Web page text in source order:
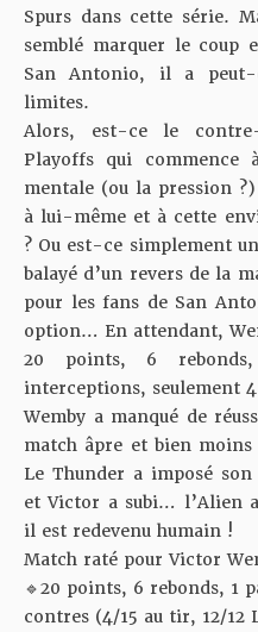
Spurs dans cette série.
semblé marquer le coup
San Antonio, il a peut-
limites.
Alors, est-ce le contre-
Playoffs qui
mentale (ou la pression
à lui-même et à cette
? Ou est-ce simplement
balayé d’un revers de la
pour les fans de San
option… En attendant,
20 points, 6
interceptions, seulement
Wemby a manqué de
match âpre et bien
Le Thunder a imposé
et Victor a subi… l’Alien
il est redevenu humain !
Match raté pour Victor
🔹20 points, 6 rebonds, 1
contres (4/15 au tir, 12/12